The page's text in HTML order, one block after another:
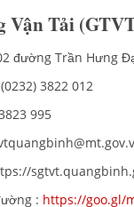
Vận Tải
đường Trần Hưng
3822 012
995
: https://goo.gl/